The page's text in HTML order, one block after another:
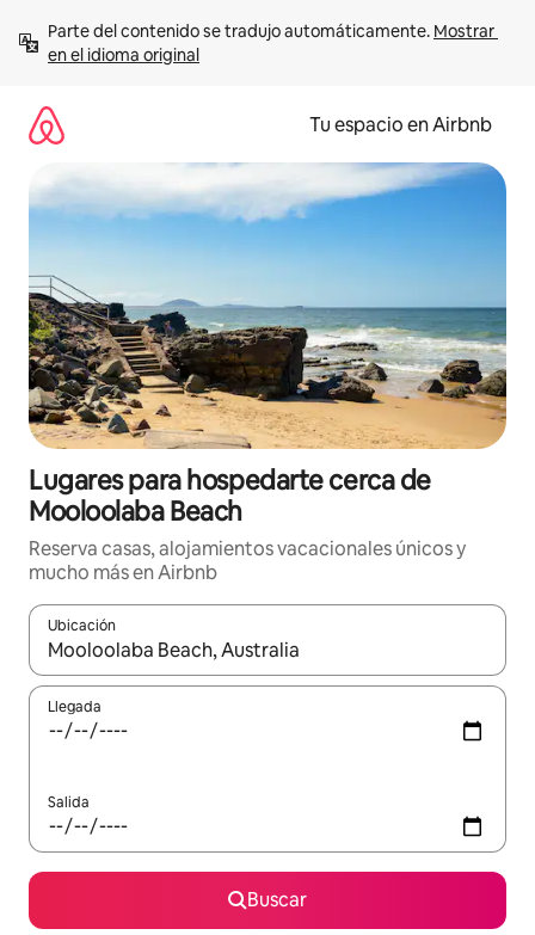
contenido
Parte del contenido se tradujo automáticamente. Mostrar
en el idioma original
Tu espacio en Airbnb
Lugares para hospedarte cerca de
Mooloolaba Beach
Reserva casas, alojamientos vacacionales únicos y
mucho más en Airbnb
Ubicación
Cuando los resultados estén disponibles, podrás navegar
Llegada
Salida
Buscar